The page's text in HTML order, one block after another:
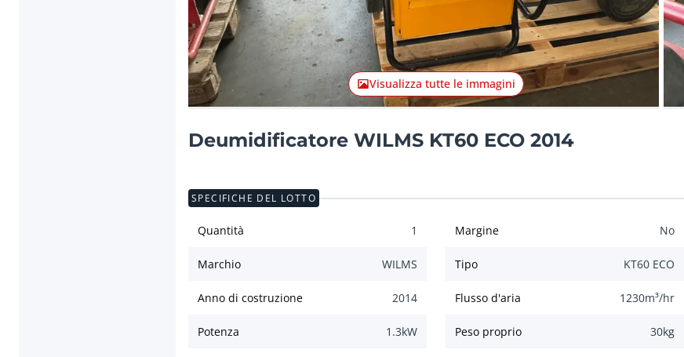
Visualizza tutte le immagini
Deumidificatore WILMS KT60 ECO 2014
SPECIFICHE DEL LOTTO
Quantità 1 Margine No
Marchio WILMS Tipo KT60 ECO
Anno di costruzione 2014 Flusso d'aria 1230m³/hr
Potenza 1.3kW Peso proprio 30kg